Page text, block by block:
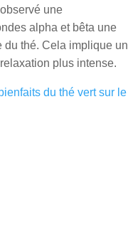
une
alpha et bêta une
du thé. Cela implique un
plus intense.
du thé vert sur le